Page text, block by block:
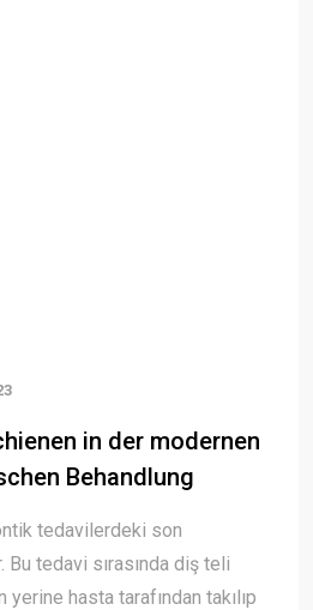
in der modernen
Behandlung
tedavilerdeki son
tedavi sırasında diş teli
yerine hasta tarafından takılıp